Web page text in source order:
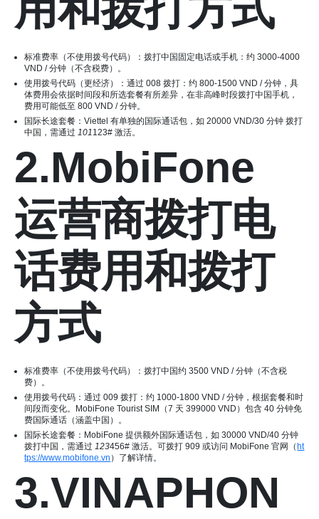
标准费率（不使用拨号代码）：拨打中国固定电话或手机：约 3000-4000
VND / 分钟（不含税费）。
使用拨号代码（更经济）：通过 008 拨打：约 800-1500 VND / 分钟，具
体费用会依据时间段和所选套餐有所差异，在非高峰时段拨打中国手机，
费用可能低至 800 VND / 分钟。
国际长途套餐：Viettel 有单独的国际通话包，如 20000 VND/30 分钟 拨打
中国，需通过101123# 激活。
2.MobiFone
运营商拨打电
话费用和拨打
方式
标准费率（不使用拨号代码）：拨打中国约 3500 VND / 分钟（不含税
费）。
使用拨号代码：通过 009 拨打：约 1000-1800 VND / 分钟，根据套餐和时
间段而变化。MobiFone Tourist SIM（7 天 399000 VND）包含 40 分钟免
费国际通话（涵盖中国）。
国际长途套餐：MobiFone 提供额外国际通话包，如 30000 VND/40 分钟
拨打中国，需通过 123456# 激活。可拨打 909 或访问 MobiFone 官网（ht
tps://www.mobifone.vn ）了解详情。
3.VINAPHON